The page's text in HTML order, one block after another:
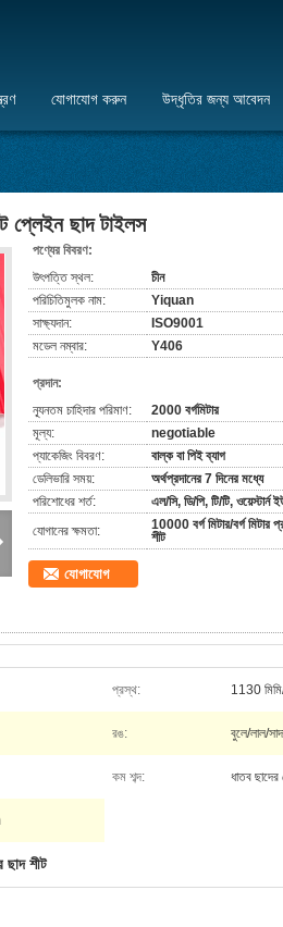
যোগাযোগ করুন উদ্ধৃতির জন্য আবেদন
প্লেইন ছাদ টাইলস
পণ্যের বিবরণ:
উৎপত্তি স্থল:
চীন
পরিচিতিমুলক নাম:
Yiquan
সাক্ষ্যদান:
ISO9001
মডেল নম্বার:
Y406
প্রদান:
ন্যূনতম চাহিদার পরিমাণ:
2000 বর্গমিটার
মূল্য:
negotiable
প্যাকেজিং বিবরণ:
বাল্ক বা পিই ব্যাগ
ডেলিভারি সময়:
অর্থপ্রদানের 7 দিনের মধ্যে
পরিশোধের শর্ত:
এল/সি, ডি/পি, টি/টি, ওয়েস্টার্ন
যোগানের ক্ষমতা:
10000 বর্গ মিটার/বর্গ মিটার
শীট
যোগাযোগ
প্রস্থ: 1130
রঙ: বুলে/লাল/
কম শব্দ: ধাতব
ছাদ শীট